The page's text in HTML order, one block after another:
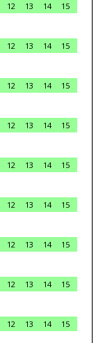
12 13 14
15
12 13 14
15
12 13 14
15
12 13 14
15
12 13 14
15
12 13 14
15
12 13 14
15
12 13 14
15
12 13 14
15